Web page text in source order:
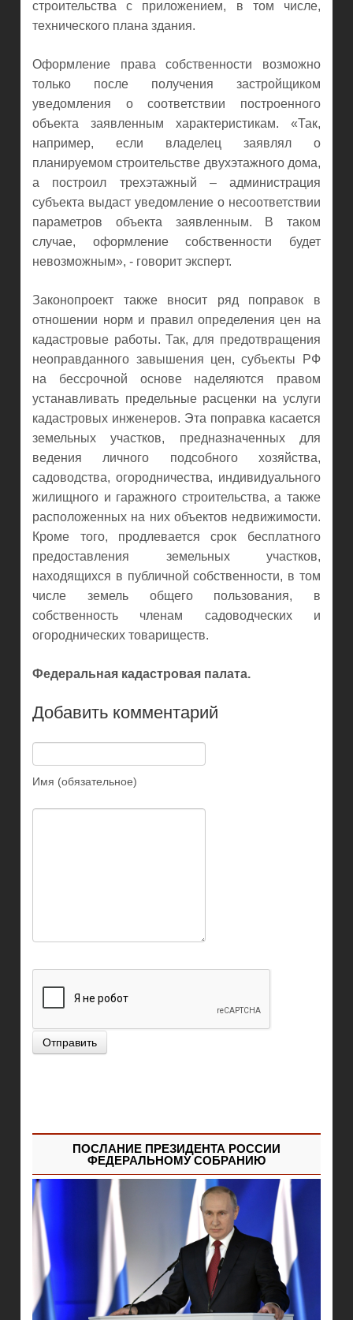
строительства с приложением, в том числе,
технического плана здания.
Оформление права собственности возможно
только после получения застройщиком
уведомления о соответствии построенного
объекта заявленным характеристикам. «Так,
например, если владелец заявлял о
планируемом строительстве двухэтажного дома,
а построил трехэтажный – администрация
субъекта выдаст уведомление о несоответствии
параметров объекта заявленным. В таком
случае, оформление собственности будет
невозможным», - говорит эксперт.
Законопроект также вносит ряд поправок в
отношении норм и правил определения цен на
кадастровые работы. Так, для предотвращения
неоправданного завышения цен, субъекты РФ
на бессрочной основе наделяются правом
устанавливать предельные расценки на услуги
кадастровых инженеров. Эта поправка касается
земельных участков, предназначенных для
ведения личного подсобного хозяйства,
садоводства, огородничества, индивидуального
жилищного и гаражного строительства, а также
расположенных на них объектов недвижимости.
Кроме того, продлевается срок бесплатного
предоставления земельных участков,
находящихся в публичной собственности, в том
числе земель общего пользования, в
собственность членам садоводческих и
огороднических товариществ.
Федеральная кадастровая палата.
Добавить комментарий
Имя (обязательное)
Отправить
ПОСЛАНИЕ ПРЕЗИДЕНТА РОССИИ
ФЕДЕРАЛЬНОМУ СОБРАНИЮ